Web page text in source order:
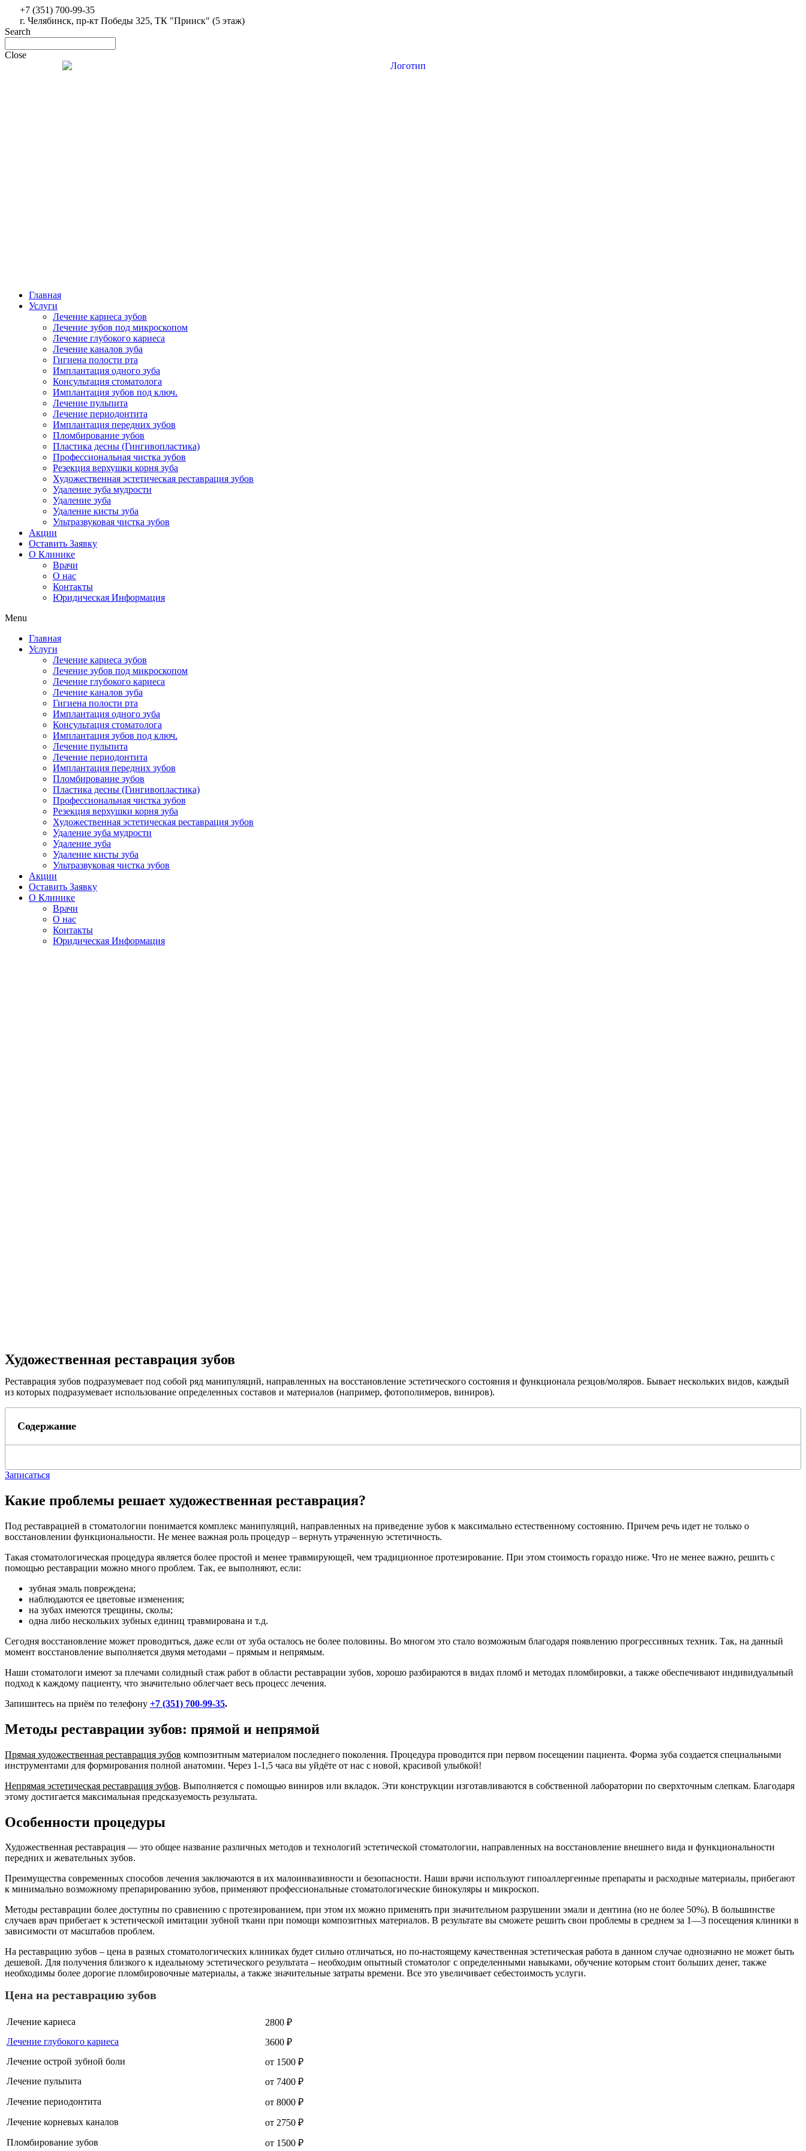
+7 (351) 700-99-35
г. Челябинск, пр-кт Победы 325, ТК "Прииск" (5 этаж)
Search
Close
Главная
Услуги
Лечение кариеса зубов
Лечение зубов под микроскопом
Лечение глубокого кариеса
Лечение каналов зуба
Гигиена полости рта
Имплантация одного зуба
Консультация стоматолога
Имплантация зубов под ключ.
Лечение пульпита
Лечение периодонтита
Имплантация передних зубов
Пломбирование зубов
Пластика десны (Гингивопластика)
Профессиональная чистка зубов
Резекция верхушки корня зуба
Художественная эстетическая реставрация зубов
Удаление зуба мудрости
Удаление зуба
Удаление кисты зуба
Ультразвуковая чистка зубов
Акции
Оставить Заявку
О Клинике
Врачи
О нас
Контакты
Юридическая Информация
Menu
Главная
Услуги
Лечение кариеса зубов
Лечение зубов под микроскопом
Лечение глубокого кариеса
Лечение каналов зуба
Гигиена полости рта
Имплантация одного зуба
Консультация стоматолога
Имплантация зубов под ключ.
Лечение пульпита
Лечение периодонтита
Имплантация передних зубов
Пломбирование зубов
Пластика десны (Гингивопластика)
Профессиональная чистка зубов
Резекция верхушки корня зуба
Художественная эстетическая реставрация зубов
Удаление зуба мудрости
Удаление зуба
Удаление кисты зуба
Ультразвуковая чистка зубов
Акции
Оставить Заявку
О Клинике
Врачи
О нас
Контакты
Юридическая Информация
Художественная реставрация зубов
Реставрация зубов подразумевает под собой ряд манипуляций, направленных на восстановление эстетического состояния и функционала резцов/моляров. Бывает нескольких видов, каждый
из которых подразумевает использование определенных составов и материалов (например, фотополимеров, виниров).
Содержание
Записаться
Какие проблемы решает художественная реставрация?
Под реставрацией в стоматологии понимается комплекс манипуляций, направленных на приведение зубов к максимально естественному состоянию. Причем речь идет не только о
восстановлении функциональности. Не менее важная роль процедур – вернуть утраченную эстетичность.
Такая стоматологическая процедура является более простой и менее травмирующей, чем традиционное протезирование. При этом стоимость гораздо ниже. Что не менее важно, решить с
помощью реставрации можно много проблем. Так, ее выполняют, если:
зубная эмаль повреждена;
наблюдаются ее цветовые изменения;
на зубах имеются трещины, сколы;
одна либо нескольких зубных единиц травмирована и т.д.
Сегодня восстановление может проводиться, даже если от зуба осталось не более половины. Во многом это стало возможным благодаря появлению прогрессивных техник. Так, на данный
момент восстановление выполняется двумя методами – прямым и непрямым.
Наши стоматологи имеют за плечами солидный стаж работ в области реставрации зубов, хорошо разбираются в видах пломб и методах пломбировки, а также обеспечивают индивидуальный
подход к каждому пациенту, что значительно облегчает весь процесс лечения.
Запишитесь на приём по телефону +7 (351) 700-99-35.
Методы реставрации зубов: прямой и непрямой
Прямая художественная реставрация зубов композитным материалом последнего поколения. Процедура проводится при первом посещении пациента. Форма зуба создается специальными
инструментами для формирования полной анатомии. Через 1-1,5 часа вы уйдёте от нас с новой, красивой улыбкой!
Непрямая эстетическая реставрация зубов. Выполняется с помощью виниров или вкладок. Эти конструкции изготавливаются в собственной лаборатории по сверхточным слепкам. Благодаря
этому достигается максимальная предсказуемость результата.
Особенности процедуры
Художественная реставрация ― это общее название различных методов и технологий эстетической стоматологии, направленных на восстановление внешнего вида и функциональности
передних и жевательных зубов.
Преимущества современных способов лечения заключаются в их малоинвазивности и безопасности. Наши врачи используют гипоаллергенные препараты и расходные материалы, прибегают
к минимально возможному препарированию зубов, применяют профессиональные стоматологические бинокуляры и микроскоп.
Методы реставрации более доступны по сравнению с протезированием, при этом их можно применять при значительном разрушении эмали и дентина (но не более 50%). В большинстве
случаев врач прибегает к эстетической имитации зубной ткани при помощи композитных материалов. В результате вы сможете решить свои проблемы в среднем за 1―3 посещения клиники в
зависимости от масштабов проблем.
На реставрацию зубов – цена в разных стоматологических клиниках будет сильно отличаться, но по-настоящему качественная эстетическая работа в данном случае однозначно не может быть
дешевой. Для получения близкого к идеальному эстетического результата – необходим опытный стоматолог с определенными навыками, обучение которым стоит больших денег, также
необходимы более дорогие пломбировочные материалы, а также значительные затраты времени. Все это увеличивает себестоимость услуги.
Цена на реставрацию зубов
Лечение кариеса
2800 ₽
Лечение глубокого кариеса
3600 ₽
Лечение острой зубной боли
от 1500 ₽
Лечение пульпита
от 7400 ₽
Лечение периодонтита
от 8000 ₽
Лечение корневых каналов
от 2750 ₽
Пломбирование зубов
от 1500 ₽